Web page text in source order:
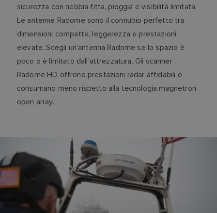
sicurezza con nebbia fitta, pioggia e visibilità limitata.
Le antenne Radome sono il connubio perfetto tra
dimensioni compatte, leggerezza e prestazioni
elevate. Scegli un’antenna Radome se lo spazio è
poco o è limitato dall'attrezzatura. Gli scanner
Radome HD offrono prestazioni radar affidabili e
consumano meno rispetto alla tecnologia magnetron
open array.